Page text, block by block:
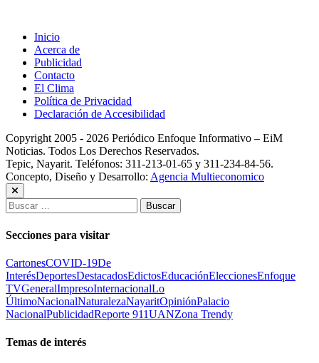
Inicio
Acerca de
Publicidad
Contacto
El Clima
Política de Privacidad
Declaración de Accesibilidad
Copyright 2005 - 2026 Periódico Enfoque Informativo – EiM
Noticias. Todos Los Derechos Reservados.
Tepic, Nayarit. Teléfonos: 311-213-01-65 y 311-234-84-56.
Concepto, Diseño y Desarrollo: Agencia Multieconomico
Buscar:
Secciones para visitar
CartonesCOVID-19De
InterésDeportesDestacadosEdictosEducaciónEleccionesEnfoque
TVGeneralImpresoInternacionalLo
ÚltimoNacionalNaturalezaNayaritOpiniónPalacio
NacionalPublicidadReporte 911UANZona Trendy
Temas de interés